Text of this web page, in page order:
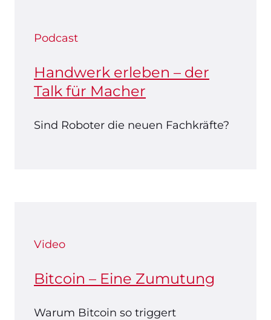
Podcast
Handwerk erleben – der
Talk für Macher
Sind Roboter die neuen Fachkräfte?
Video
Bitcoin – Eine Zumutung
Warum Bitcoin so triggert